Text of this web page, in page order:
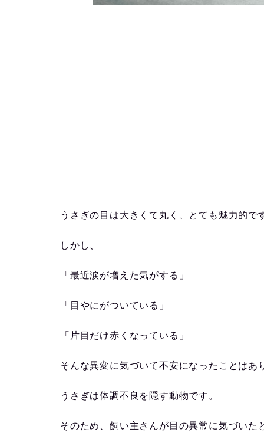
うさぎの目は大きくて丸く、とても魅力的で
しかし、
「最近涙が増えた気がする」
「目やにがついている」
「片目だけ赤くなっている」
そんな異変に気づいて不安になったことはあ
うさぎは体調不良を隠す動物です。
そのため、飼い主さんが目の異常に気づい